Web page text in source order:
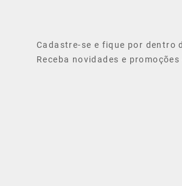
Cadastre-se e fique por dentro
Receba novidades e